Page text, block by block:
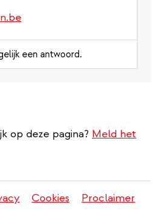
een antwoord.
op deze pagina? Meld het
Cookies
Proclaimer